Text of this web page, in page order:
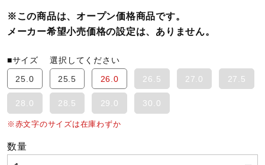
ライフスタイルグッズ
※この商品は、オープン価格商品です。
メーカー希望小売価格の設定は、ありません。
■サイズ選択してください
25.0
25.5 26.0 26.5 27.0 27.5
28.0 28.5 29.0 30.0
※赤文字のサイズは在庫わずか
数量